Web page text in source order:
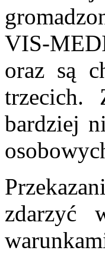
VIS-
oraz są
trzecich.
bardziej
zdarzyć